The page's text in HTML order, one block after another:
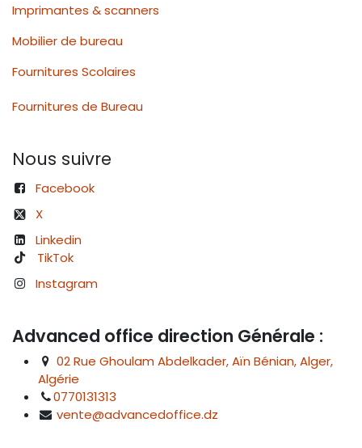
Imprimantes & scanners
Mobilier de bureau
Fournitures Scolaires
Fournitures de Bureau
Nous suivre
Facebook
X
Linkedin
TikTok
Instagram
Advanced office direction Générale :
02 Rue Ghoulam Abdelkader, Aïn Bénian, Alger,
Algérie
0770131313
vente@advancedoffice.dz